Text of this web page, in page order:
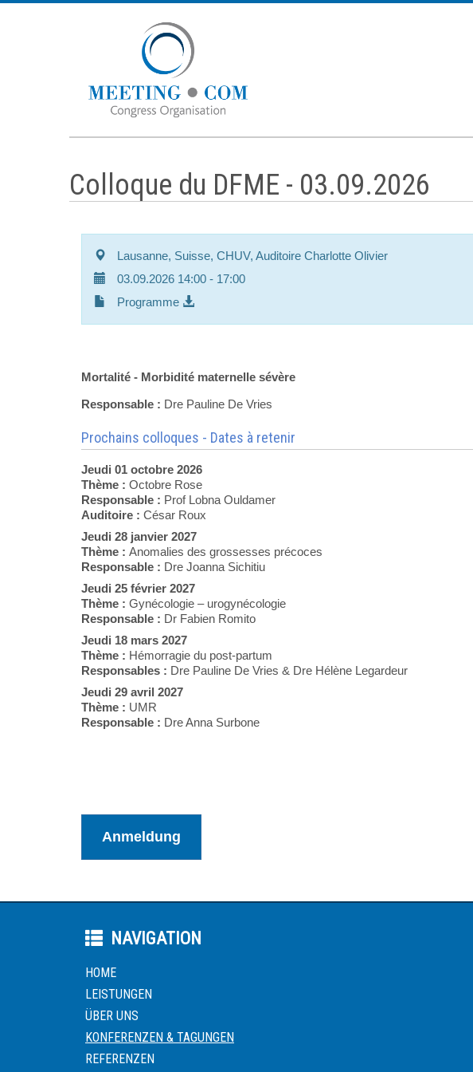
Colloque du DFME - 03.09.2026
Lausanne, Suisse, CHUV, Auditoire Charlotte Olivier
03.09.2026 14:00 - 17:00
Programme
Mortalité - Morbidité maternelle sévère
Responsable : Dre Pauline De Vries
Prochains colloques - Dates à retenir
Jeudi 01 octobre 2026
Thème : Octobre Rose
Responsable : Prof Lobna Ouldamer
Auditoire : César Roux
Jeudi 28 janvier 2027
Thème : Anomalies des grossesses précoces
Responsable : Dre Joanna Sichitiu
Jeudi 25 février 2027
Thème : Gynécologie – urogynécologie
Responsable : Dr Fabien Romito
Jeudi 18 mars 2027
Thème : Hémorragie du post-partum
Responsables : Dre Pauline De Vries & Dre Hélène Legardeur
Jeudi 29 avril 2027
Thème : UMR
Responsable : Dre Anna Surbone
Anmeldung
NAVIGATION
HOME
LEISTUNGEN
ÜBER UNS
KONFERENZEN & TAGUNGEN
REFERENZEN